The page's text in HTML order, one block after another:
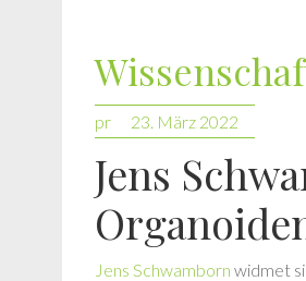
pr 23. März 2022
Jens
Jens Schwamborn widmet